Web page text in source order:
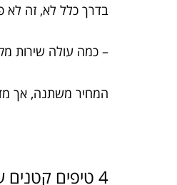
בדרך כלל לא, זה לא
– כמה עולה שירות
המחיר משתנה, אך
4 טיפים קטנים שיעזרו לכם לשמור על הבית יבש ונטול הפתעות